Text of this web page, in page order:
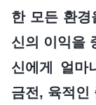
한 모든 환
신의 이익을
신에게 얼마
금전, 육적인